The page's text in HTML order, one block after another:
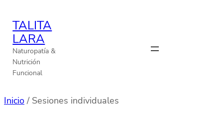
TALITA
LARA
Naturopatía &
Nutrición
Funcional
Inicio/ Sesiones individuales